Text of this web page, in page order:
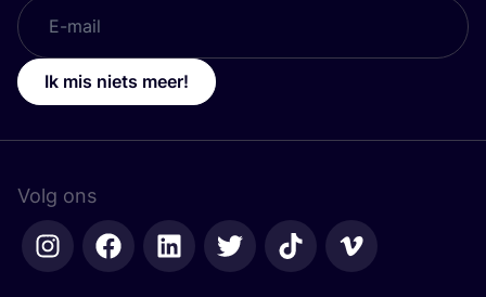
Ik mis niets meer!
Volg ons